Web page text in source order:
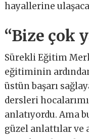
hayallerine
“Bize çok
Sürekli Eğitim
eğitiminin
üstün başarı
dersleri
anlatıyordu. Ama
güzel anlattılar ve